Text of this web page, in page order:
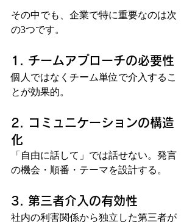
その中でも、企業で特に重要なのは次
の3つです。
1. チームアプローチの必要性
個人ではなくチーム単位で介入するこ
とが効果的。
2. コミュニケーションの構造
化
「自由に話して」では話せない。発言
の機会・順番・テーマを設計する。
3. 第三者介入の有効性
社内の利害関係から独立した第三者が